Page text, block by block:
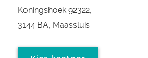
Koningshoek 92322,
3144 BA, Maassluis